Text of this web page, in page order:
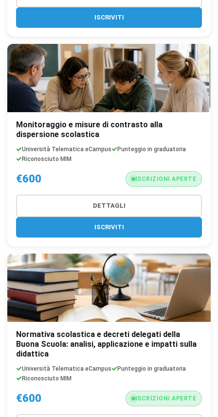
ISCRIVITI
Monitoraggio e misure di contrasto alla
dispersione scolastica
Università Telematica eCampus
Punteggio in graduatoria
Riconosciuto MIM
€600 ISCRIZIONI APERTE
DETTAGLI
ISCRIVITI
Normativa scolastica e decreti delegati della
Buona Scuola: analisi, applicazione e impatti sulla
didattica
Università Telematica eCampus
Punteggio in graduatoria
Riconosciuto MIM
€600 ISCRIZIONI APERTE